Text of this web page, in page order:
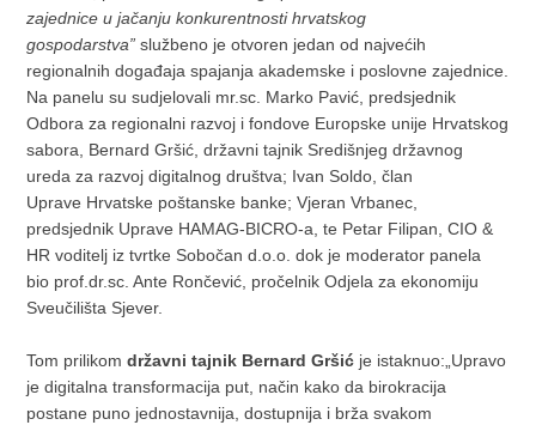
zajednice u jačanju konkurentnosti hrvatskog
gospodarstva” službeno je otvoren jedan od najvećih
regionalnih događaja spajanja akademske i poslovne zajednice.
Na panelu su sudjelovali mr.sc. Marko Pavić, predsjednik
Odbora za regionalni razvoj i fondove Europske unije Hrvatskog
sabora, Bernard Gršić, državni tajnik Središnjeg državnog
ureda za razvoj digitalnog društva; Ivan Soldo, član
Uprave Hrvatske poštanske banke; Vjeran Vrbanec,
predsjednik Uprave HAMAG-BICRO-a, te Petar Filipan, CIO &
HR voditelj iz tvrtke Sobočan d.o.o. dok je moderator panela
bio prof.dr.sc. Ante Rončević, pročelnik Odjela za ekonomiju
Sveučilišta Sjever.
Tom prilikomdržavni tajnik Bernard Gršić je istaknuo:„Upravo
je digitalna transformacija put, način kako da birokracija
postane puno jednostavnija, dostupnija i brža svakom